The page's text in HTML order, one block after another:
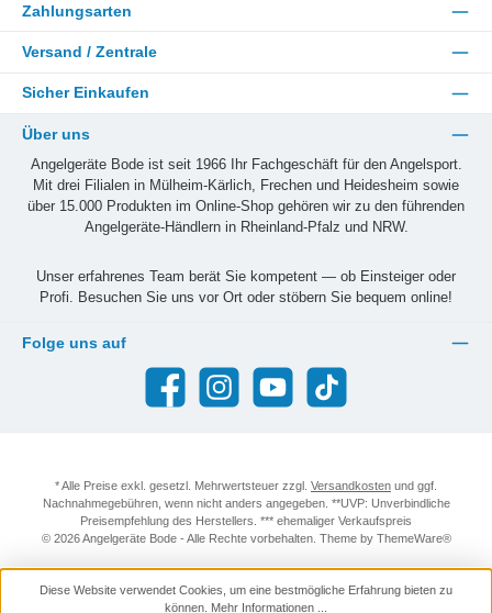
Zahlungsarten
Versand / Zentrale
Sicher Einkaufen
Über uns
Angelgeräte Bode ist seit 1966 Ihr Fachgeschäft für den Angelsport.
Mit drei Filialen in Mülheim-Kärlich, Frechen und Heidesheim sowie
über 15.000 Produkten im Online-Shop gehören wir zu den führenden
Angelgeräte-Händlern in Rheinland-Pfalz und NRW.
Unser erfahrenes Team berät Sie kompetent — ob Einsteiger oder
Profi. Besuchen Sie uns vor Ort oder stöbern Sie bequem online!
Folge uns auf
Facebook Instagram YouTube TikTok
* Alle Preise exkl. gesetzl. Mehrwertsteuer zzgl. Versandkosten und ggf.
Nachnahmegebühren, wenn nicht anders angegeben. **UVP: Unverbindliche
Preisempfehlung des Herstellers. *** ehemaliger Verkaufspreis
© 2026 Angelgeräte Bode - Alle Rechte vorbehalten. Theme by ThemeWare®
Diese Website verwendet Cookies, um eine bestmögliche Erfahrung bieten zu
können. Mehr Informationen ...